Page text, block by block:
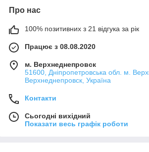
Про нас
100% позитивних з 21 відгука за рік
Працює з 08.08.2020
м. Верхнеднепровск
51600, Дніпропетровська обл. м.
Верхнеднепровск, Україна
Контакти
Сьогодні вихідний
Показати весь графік роботи